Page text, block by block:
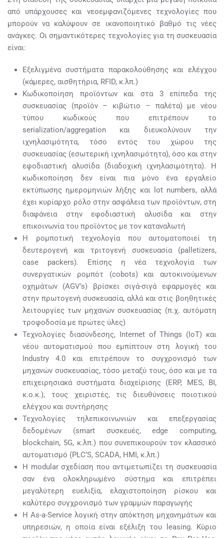
από υπάρχουσες και νεοεμφανιζόμενες τεχνολογίες που
μπορούν να καλύψουν σε ικανοποιητικό βαθμό τις νέες
ανάγκες. Οι σημαντικότερες τεχνολογίες για τη συσκευασία
είναι:
Εξελιγμένα συστήματα παρακολούθησης και ελέγχου
(κάμερες, αισθητήρια, RFID, κ.λπ.)
Κωδικοποίηση προϊόντων και στα 3 επίπεδα της
συσκευασίας (προϊόν – κιβώτιο – παλέτα) με νέου
τύπου κωδικούς που επιτρέπουν το
serialization/aggregation και διευκολύνουν την
ιχνηλασιμότητα, τόσο εντός του χώρου της
συσκευασίας (εσωτερική ιχνηλασιμότητα), όσο και στην
εφοδιαστική αλυσίδα (διαδοχική ιχνηλασιμότητα). Η
κωδικοποίηση δεν είναι πια μόνο ένα εργαλείο
εκτύπωσης ημερομηνιών λήξης και lot numbers, αλλά
έχει κυρίαρχο ρόλο στην ασφάλεια των προϊόντων, στη
διαφάνεια στην εφοδιαστική αλυσίδα και στην
επικοινωνία του προϊόντος με τον καταναλωτή
Η ρομποτική τεχνολογία που αυτοματοποιεί τη
δευτερογενή και τριτογενή συσκευασία (palletizers,
case packers). Επίσης η νέα τεχνολογία των
συνεργατικών ρομπότ (cobots) και αυτοκινούμενων
οχημάτων (AGV’s) βρίσκει σιγά-σιγά εφαρμογές και
στην πρωτογενή συσκευασία, αλλά και στις βοηθητικές
λειτουργίες των μηχανών συσκευασίας (π.χ. αυτόματη
τροφοδοσία με πρώτες ύλες)
Τεχνολογίες διασύνδεσης, Internet of Things (IoT) και
νέου αυτοματισμού που εμπίπτουν στη λογική του
Industry 4.0 και επιτρέπουν το συγχρονισμό των
μηχανών συσκευασίας, τόσο μεταξύ τους, όσο και με τα
επιχειρησιακά συστήματα διαχείρισης (ERP, MES, BI,
κ.ο.κ.), τους χειριστές, τις διευθύνσεις ποιοτικού
ελέγχου και συντήρησης
Τεχνολογίες τηλεπικοινωνιών και επεξεργασίας
δεδομένων (smart συσκευές, edge computing,
blockchain, 5G, κ.λπ.) που συνεπικουρούν τον κλασσικό
αυτοματισμό (PLC’S, SCADA, HMI, κ.λπ.)
Η modular σχεδίαση που αντιμετωπίζει τη συσκευασία
σαν ένα ολοκληρωμένο σύστημα και επιτρέπει
μεγαλύτερη ευελιξία, ελαχιστοποίηση ρίσκου και
καλύτερο συγχρονισμό των γραμμών παραγωγής
Η As-a-Service λογική στην απόκτηση μηχανημάτων και
υπηρεσιών, η οποία είναι εξέλιξη του leasing. Κύριο